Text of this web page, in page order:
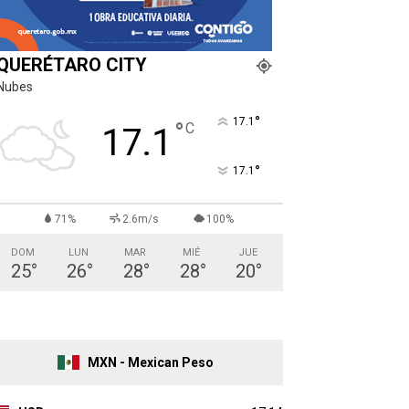
CITY
17.1 °C 17.1 °
17.1 °
71% 2.6m/s 100%
DOM
25°
LUN
26°
MAR
28°
MIÉ
28°
JUE
20°
MXN - Mexican Peso